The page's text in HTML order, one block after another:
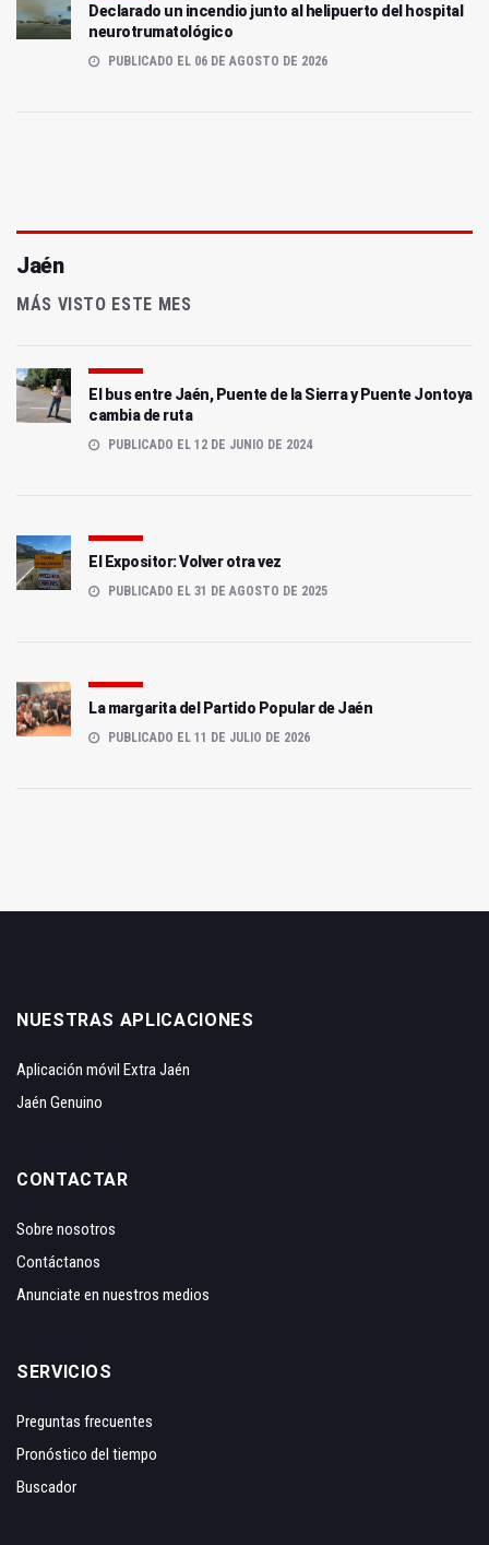
Declarado un incendio junto al helipuerto del hospital
neurotrumatológico
PUBLICADO EL 06 DE AGOSTO DE 2026
Jaén
MÁS VISTO ESTE MES
El bus entre Jaén, Puente de la Sierra y Puente Jontoya
cambia de ruta
PUBLICADO EL 12 DE JUNIO DE 2024
El Expositor: Volver otra vez
PUBLICADO EL 31 DE AGOSTO DE 2025
La margarita del Partido Popular de Jaén
PUBLICADO EL 11 DE JULIO DE 2026
NUESTRAS APLICACIONES
Aplicación móvil Extra Jaén
Jaén Genuino
CONTACTAR
Sobre nosotros
Contáctanos
Anunciate en nuestros medios
SERVICIOS
Preguntas frecuentes
Pronóstico del tiempo
Buscador